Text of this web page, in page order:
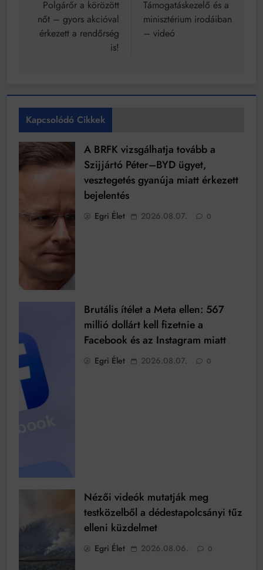
Polgárőr a körözött
nőt – gyors akcióval
érkezett a rendőrség
is!
Támogatáskezelő és a
minisztérium irodáiban
– videó
Kapcsolódó Cikkek
A BRFK vizsgálhatja tovább a
Szijjártó Péter–BYD ügyet,
vesztegetés gyanúja miatt érkezett
bejelentés
Egri Élet 2026.08.07. 0
Brutális ítélet a Meta ellen: 567
millió dollárt kell fizetnie a
Facebook és az Instagram miatt
Egri Élet 2026.08.07. 0
Nézői videók mutatják meg
testközelből a dédestapolcsányi tűz
elleni küzdelmet
Egri Élet 2026.08.06. 0